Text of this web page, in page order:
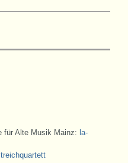
für Alte Musik Mainz: la-